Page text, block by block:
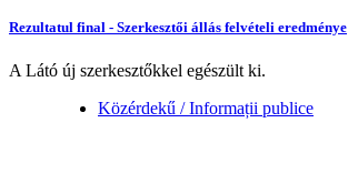
Rezultatul final - Szerkesztői állás felvételi eredménye
A Látó új szerkesztőkkel egészült ki.
Közérdekű / Informații publice